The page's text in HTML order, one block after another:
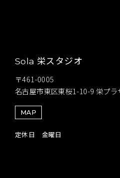
Sola 栄スタジオ
〒461-0005
名古屋市東区東桜1-10-9 栄プラ
MAP
定休日 金曜日